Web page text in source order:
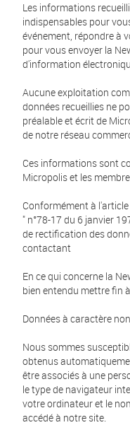
Les informations
indispensables pour
événement, répondre à
pour vous envoyer la
d'information
Aucune exploitation
données recueillies ne
préalable et écrit de
de notre réseau
Ces informations sont
Micropolis et les
Conformément à
" n°78-17 du 6 janvier
de rectification des
contactant
En ce qui concerne la
bien entendu mettre fin
Données à caractère
Nous sommes
obtenus
être associés à une
le type de navigateur
votre ordinateur et le
accédé à notre site.